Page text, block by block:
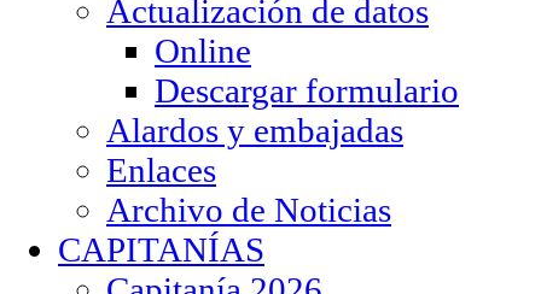
Actualización de datos
Online
Descargar formulario
Alardos y embajadas
Enlaces
Archivo de Noticias
CAPITANÍAS